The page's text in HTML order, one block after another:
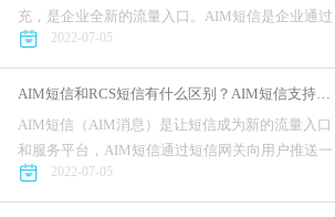
充，是企业全新的流量入口。AIM短信是企业通过
短信网关是向用户发送一条文字短信，用户收到手
机短信后，通过短信增强技术将短信内容解析为已
报备的图片、视频...
2022-07-05
AIM短信和RCS短信有什么区别？AIM短信支持哪些手机设备？
AIM短信（AIM消息）是让短信成为新的流量入口
和服务平台，AIM短信通过短信网关向用户推送一
条带有解析链接的文字短信，手机收到短信后，通
过短信增强技术将短信内容解析为已报备的图片、
2022-07-05